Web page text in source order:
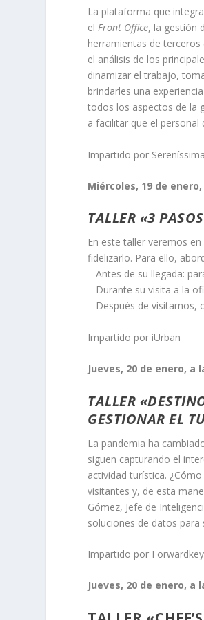
La plataforma que
elFront Office, la gestión
herramientas de terceros
el análisis de los
dinamizar el trabajo,
brindarles una
todos los aspectos de la
a facilitar que el
Impartido por Sereníssima
Miércoles, 19 de
TALLER «3
En este taller veremos
fidelizarlo. Para ello,
– Antes de su llegada:
– Durante su visita a la
– Después de visitarnos,
Impartido por iUrban
Jueves, 20 de enero, a
TALLER
GESTIONAR EL
La pandemia ha
siguen capturando el
actividad turística.
visitantes y, de esta
Gómez, Jefe de
soluciones de datos para
Impartido por
Jueves, 20 de enero, a